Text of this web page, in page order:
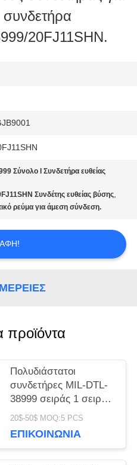
συνδετήρα
20FJ11SHN.
Σύνολο I Συνδετήρα ευθείας
Συνδέτης ευθείας βύσης,
ρεύμα για άμεση σύνδεση.
προϊόντα
Πολυδιάστατοι
συνδετήρες MIL-DTL-
38999 σειράς 1 σειράς
D38999 κάδμιο 6
20$-50$ MOQ:5 PCS
ΕΠΙΚΟΙΝΩΝΊΑ